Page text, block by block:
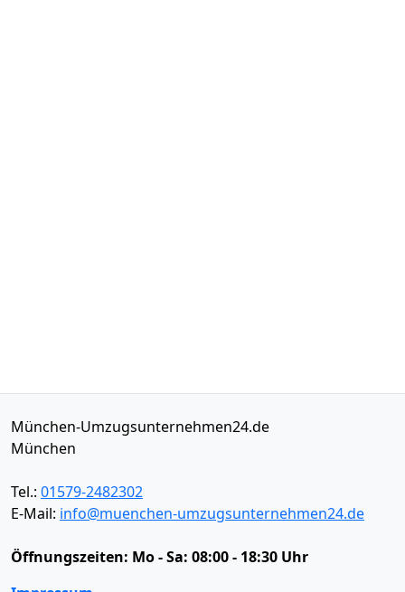
München-Umzugsunternehmen24.de
München
Tel.: 01579-2482302
E-Mail: info@muenchen-umzugsunternehmen24.de
Öffnungszeiten: Mo - Sa: 08:00 - 18:30 Uhr